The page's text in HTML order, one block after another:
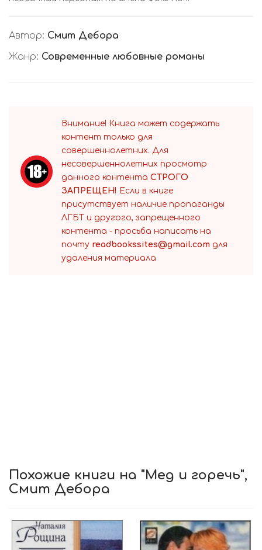
Автор: Смит Дебора
Жанр: Современные любовные романы
Внимание! Книга может содержать
контент только для
совершеннолетних. Для
несовершеннолетних просмотр
данного контента СТРОГО
ЗАПРЕЩЕН! Если в книге
присутствует наличие пропаганды
ЛГБТ и другого, запрещенного
контента - просьба написать на
почту readbookssites@gmail.com для
удаления материала
Похожие книги на "Мед и горечь",
Смит Дебора